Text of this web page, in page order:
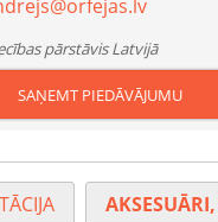
pārstāvis Latvijā
SAŅEMT PIEDĀVĀJUMU